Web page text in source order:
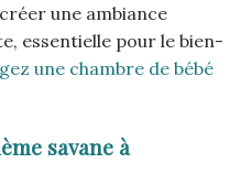
une ambiance
essentielle pour le bien-
une chambre de bébé
savane à